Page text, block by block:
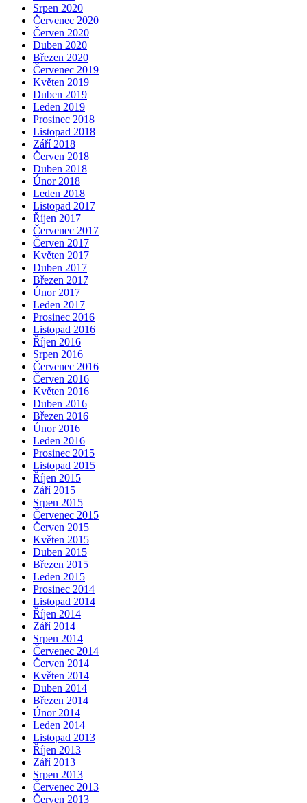
Srpen 2020
Červenec 2020
Červen 2020
Duben 2020
Březen 2020
Červenec 2019
Květen 2019
Duben 2019
Leden 2019
Prosinec 2018
Listopad 2018
Září 2018
Červen 2018
Duben 2018
Únor 2018
Leden 2018
Listopad 2017
Říjen 2017
Červenec 2017
Červen 2017
Květen 2017
Duben 2017
Březen 2017
Únor 2017
Leden 2017
Prosinec 2016
Listopad 2016
Říjen 2016
Srpen 2016
Červenec 2016
Červen 2016
Květen 2016
Duben 2016
Březen 2016
Únor 2016
Leden 2016
Prosinec 2015
Listopad 2015
Říjen 2015
Září 2015
Srpen 2015
Červenec 2015
Červen 2015
Květen 2015
Duben 2015
Březen 2015
Leden 2015
Prosinec 2014
Listopad 2014
Říjen 2014
Září 2014
Srpen 2014
Červenec 2014
Červen 2014
Květen 2014
Duben 2014
Březen 2014
Únor 2014
Leden 2014
Listopad 2013
Říjen 2013
Září 2013
Srpen 2013
Červenec 2013
Červen 2013